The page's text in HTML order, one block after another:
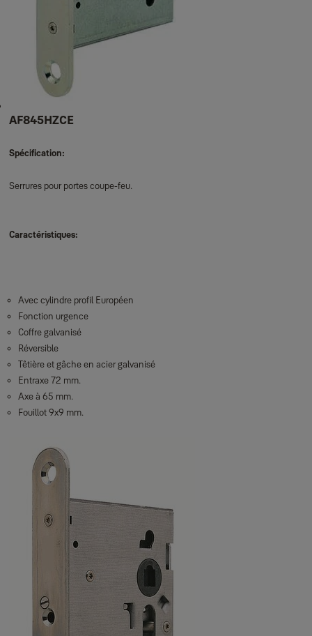
AF845HZCE
Spécification:
Serrures pour portes coupe-feu.
Caractéristiques:
Avec cylindre profil Européen
Fonction urgence
Coffre galvanisé
Réversible
Têtière et gâche en acier galvanisé
Entraxe 72 mm.
Axe à 65 mm.
Fouillot 9x9 mm.